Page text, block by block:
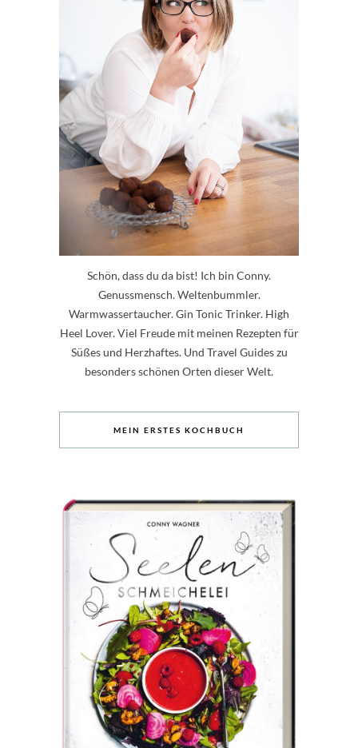
Schön, dass du da bist! Ich bin Conny.
Genussmensch. Weltenbummler.
Warmwassertaucher. Gin Tonic Trinker. High
Heel Lover. Viel Freude mit meinen Rezepten für
Süßes und Herzhaftes. Und Travel Guides zu
besonders schönen Orten dieser Welt.
MEIN ERSTES KOCHBUCH